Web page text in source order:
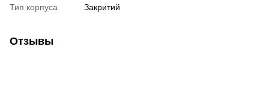
Тип корпуса
Закритий
Отзывы